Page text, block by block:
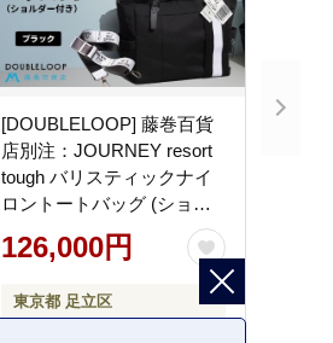
[DOUBLELOOP] 藤巻百貨
店別注：JOURNEY resort
tough バリスティックナイ
ロントートバッグ (ショル
ダー付き ミディアムプラス
ブラック)｜藤巻百貨店 バ
ッグ 限定モデル トート バ
ック DOUBLELOOP ダブ
126,000円
東京都 足立区